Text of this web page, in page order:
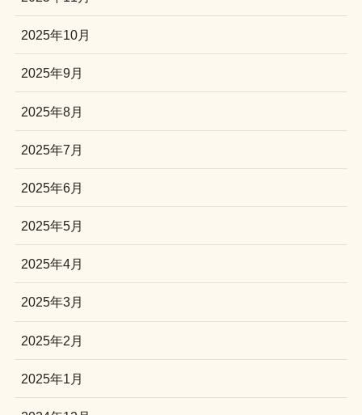
2025年10月
2025年9月
2025年8月
2025年7月
2025年6月
2025年5月
2025年4月
2025年3月
2025年2月
2025年1月